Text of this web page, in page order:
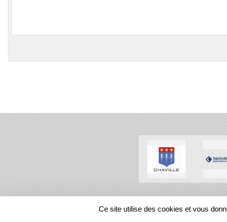
REGIONS
Ce site utilise des cookies et vous